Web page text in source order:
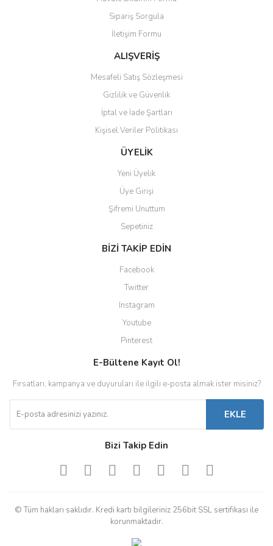
Ürün bilgilerinde hatalar bulunuyor.
Ürün fiyatı diğer sitelerden daha pahalı.
Bu ürüne benzer farklı alternatifler olmalı.
Gönder
Sipariş Sorgula
İletişim Formu
ALIŞVERİŞ
Mesafeli Satış Sözleşmesi
Gizlilik ve Güvenlik
İptal ve İade Şartları
Kişisel Veriler Politikası
ÜYELİK
Yeni Üyelik
Üye Girişi
Şifremi Unuttum
Sepetiniz
BİZİ TAKİP EDİN
Facebook
Twitter
Instagram
Youtube
Pinterest
E-Bültene Kayıt Ol!
Fırsatları, kampanya ve duyuruları ile ilgili e-posta almak ister misiniz?
EKLE
Bizi Takip Edin
© Tüm hakları saklıdır. Kredi kartı bilgileriniz 256bit SSL sertifikası ile
korunmaktadır.